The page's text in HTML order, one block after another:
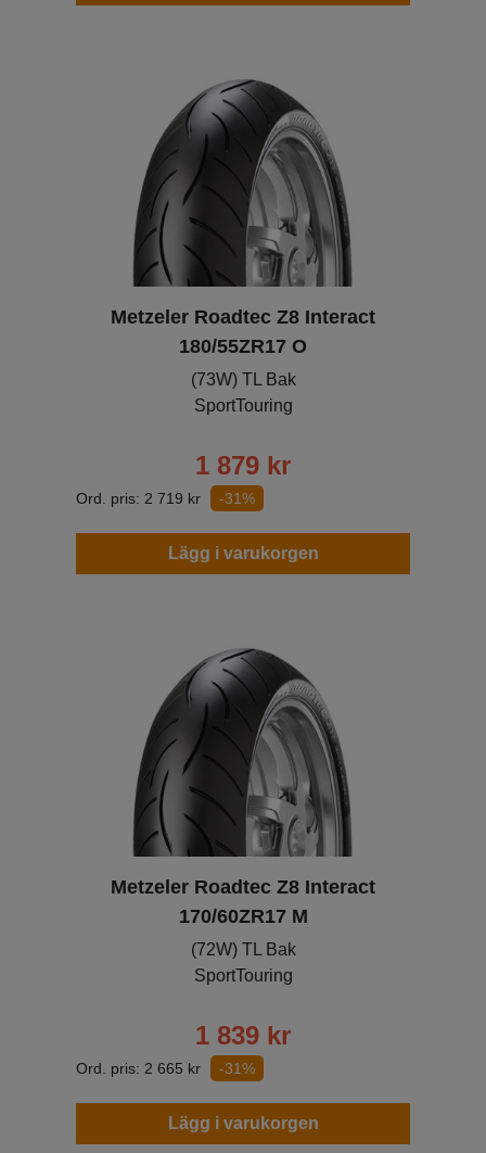
Metzeler Roadtec Z8 Interact
180/55ZR17 O
(73W) TL Bak
SportTouring
1 879 kr
Ord. pris: 2 719 kr -31%
Lägg i varukorgen
Metzeler Roadtec Z8 Interact
170/60ZR17 M
(72W) TL Bak
SportTouring
1 839 kr
Ord. pris: 2 665 kr -31%
Lägg i varukorgen